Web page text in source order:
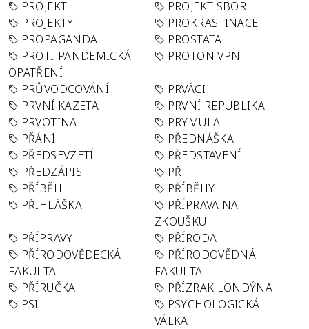
PROJEKT
PROJEKT SBOR
PROJEKTY
PROKRASTINACE
PROPAGANDA
PROSTATA
PROTI-PANDEMICKÁ
OPATŘENÍ
PROTON VPN
PRŮVODCOVÁNÍ
PRVÁCI
PRVNÍ KAZETA
PRVNÍ REPUBLIKA
PRVOTINA
PRYMULA
PŘÁNÍ
PŘEDNÁŠKA
PŘEDSEVZETÍ
PŘEDSTAVENÍ
PŘEDZÁPIS
PŘF
PŘÍBĚH
PŘÍBĚHY
PŘIHLÁŠKA
PŘÍPRAVA NA
ZKOUŠKU
PŘÍPRAVY
PŘÍRODA
PŘÍRODOVĚDECKÁ
FAKULTA
PŘÍRODOVĚDNÁ
FAKULTA
PŘÍRUČKA
PŘÍZRAK LONDÝNA
PSI
PSYCHOLOGICKÁ
VÁLKA